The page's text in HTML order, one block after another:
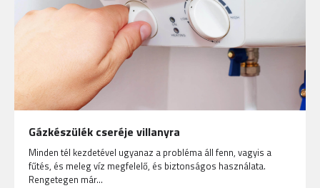
Gázkészülék cseréje villanyra
Minden tél kezdetével ugyanaz a probléma áll fenn, vagyis a
fűtés, és meleg víz megfelelő, és biztonságos használata.
Rengetegen már…